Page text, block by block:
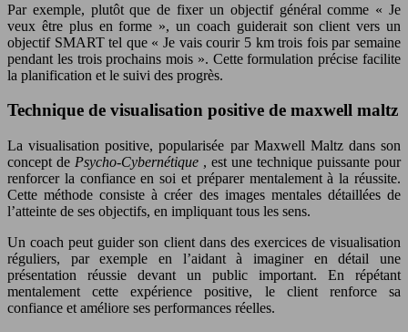
Par exemple, plutôt que de fixer un objectif général comme « Je
veux être plus en forme », un coach guiderait son client vers un
objectif SMART tel que « Je vais courir 5 km trois fois par semaine
pendant les trois prochains mois ». Cette formulation précise facilite
la planification et le suivi des progrès.
Technique de visualisation positive de maxwell maltz
La visualisation positive, popularisée par Maxwell Maltz dans son
concept de Psycho-Cybernétique , est une technique puissante pour
renforcer la confiance en soi et préparer mentalement à la réussite.
Cette méthode consiste à créer des images mentales détaillées de
l’atteinte de ses objectifs, en impliquant tous les sens.
Un coach peut guider son client dans des exercices de visualisation
réguliers, par exemple en l’aidant à imaginer en détail une
présentation réussie devant un public important. En répétant
mentalement cette expérience positive, le client renforce sa
confiance et améliore ses performances réelles.